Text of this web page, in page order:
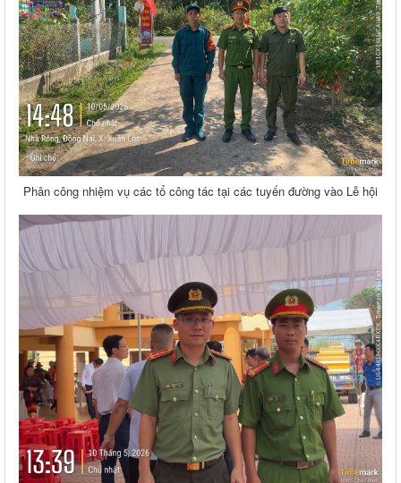
Phân công nhiệm vụ các tổ công tác tại các tuyến đường vào Lễ hội